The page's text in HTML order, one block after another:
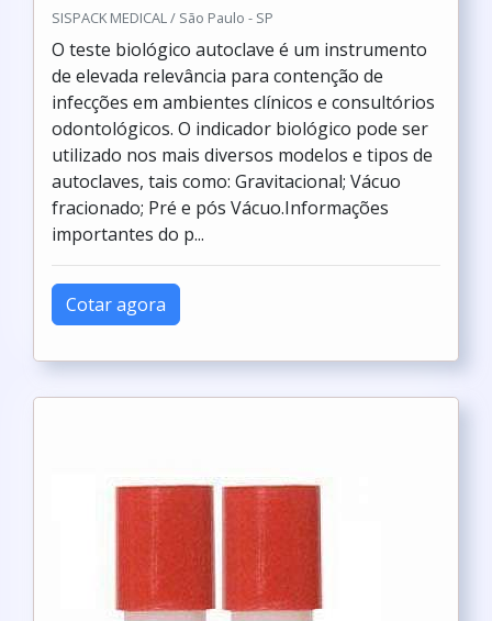
SISPACK MEDICAL / São Paulo - SP
O teste biológico autoclave é um instrumento
de elevada relevância para contenção de
infecções em ambientes clínicos e consultórios
odontológicos. O indicador biológico pode ser
utilizado nos mais diversos modelos e tipos de
autoclaves, tais como: Gravitacional; Vácuo
fracionado; Pré e pós Vácuo.Informações
importantes do p...
Cotar agora